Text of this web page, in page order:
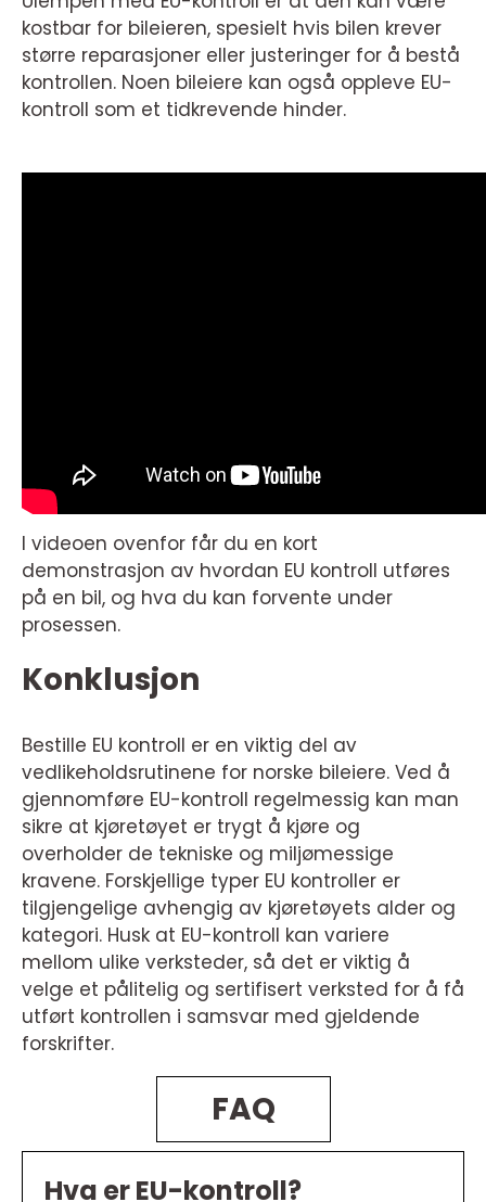
kostbar for bileieren, spesielt hvis bilen krever
større reparasjoner eller justeringer for å bestå
kontrollen. Noen bileiere kan også oppleve EU-
kontroll som et tidkrevende hinder.
I videoen ovenfor får du en kort
demonstrasjon av hvordan EU kontroll utføres
på en bil, og hva du kan forvente under
prosessen.
Konklusjon
Bestille EU kontroll er en viktig del av
vedlikeholdsrutinene for norske bileiere. Ved å
gjennomføre EU-kontroll regelmessig kan man
sikre at kjøretøyet er trygt å kjøre og
overholder de tekniske og miljømessige
kravene. Forskjellige typer EU kontroller er
tilgjengelige avhengig av kjøretøyets alder og
kategori. Husk at EU-kontroll kan variere
mellom ulike verksteder, så det er viktig å
velge et pålitelig og sertifisert verksted for å få
utført kontrollen i samsvar med gjeldende
forskrifter.
FAQ
Hva er EU-kontroll?